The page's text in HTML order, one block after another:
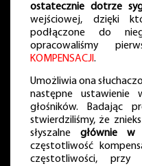
ostatecznie dotrze
wejściowej, dzięki
podłączone do
opracowaliśmy
KOMPENSACJI.
Umożliwia ona
następne ustawienie
głośników. Badając
stwierdziliśmy, że
słyszalnegłównie w
częstotliwość
częstotliwości, przy